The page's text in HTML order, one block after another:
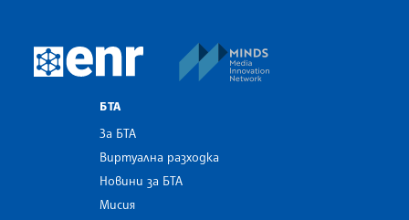
European Newsroom
БТА
За БТА
Виртуална разходка
Новини за БТА
Мисия